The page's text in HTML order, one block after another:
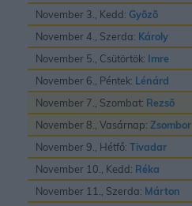
November 3., Kedd: Gyõzõ
November 4., Szerda: Károly
November 5., Csütörtök: Imre
November 6., Péntek: Lénárd
November 7., Szombat: Rezsõ
November 8., Vasárnap: Zsombor
November 9., Hétfő: Tivadar
November 10., Kedd: Réka
November 11., Szerda: Márton